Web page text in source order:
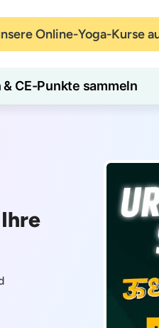
Online-Yoga-Kurse
CE-Punkte sammeln